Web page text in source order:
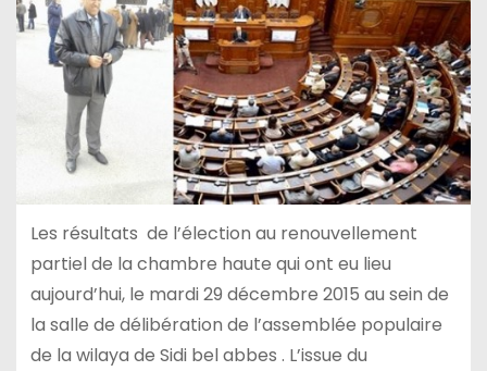
Les résultats de l’élection au renouvellement
partiel de la chambre haute qui ont eu lieu
aujourd’hui, le mardi 29 décembre 2015 au sein de
la salle de délibération de l’assemblée populaire
de la wilaya de Sidi bel abbes . L’issue du